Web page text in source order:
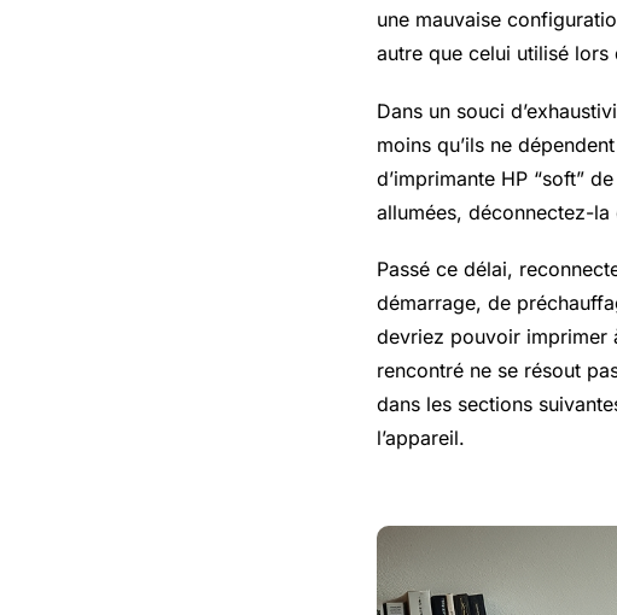
une mauvaise
autre que celui utilisé
Dans un souci
moins qu’ils ne
d’imprimante HP “soft”
allumées, déconnectez-
Passé ce délai,
démarrage, de
devriez pouvoir imprimer
rencontré ne se résout
dans les sections
l’appareil.